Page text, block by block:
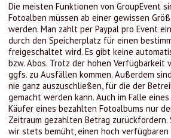
Die meisten Funktionen von GroupEvent
Fotoalben müssen ab einer gewissen
werden. Man zahlt per Paypal pro Event
durch den Speicherplatz für einen
freigeschaltet wird. Es gibt keine
bzw. Abos. Trotz der hohen Verfügbarkeit
ggfs. zu Ausfällen kommen. Außerdem
nie ganz auszuschließen, für die der
gemacht werden kann. Auch im Falle
Käufer eines bezahlten Fotoalbums nur
Zeitraum gezahlten Betrag
wir stets bemüht, einen hoch verfügbaren